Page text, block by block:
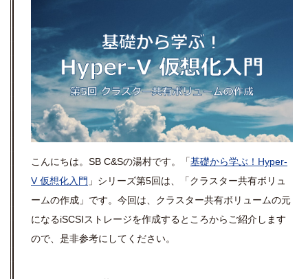
こんにちは。 SB C&Sの湯村です。「基礎から学ぶ！ Hyper-
V仮想化入門 」シリーズ第5回は、「クラスター共有ボリュ
ームの作成」です。今回は、クラスター共有ボリュームの元
になるiSCSIストレージを作成するところからご紹介します
ので、是非参考にしてください。